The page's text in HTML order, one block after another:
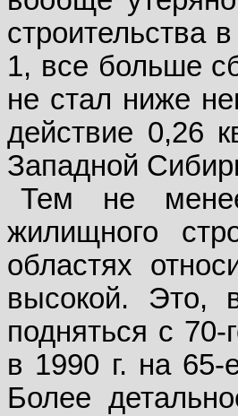
строительства
1, все больше
не стал ниже
действие 0,26
Западной
Тем не
жилищного
областях
высокой. Это,
подняться с
в 1990 г. на
Более